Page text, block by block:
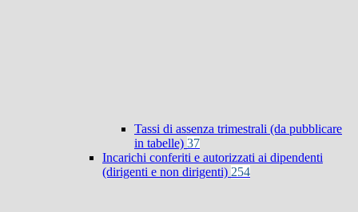
Tassi di assenza trimestrali (da pubblicare
in tabelle) 37
Incarichi conferiti e autorizzati ai dipendenti
(dirigenti e non dirigenti) 254